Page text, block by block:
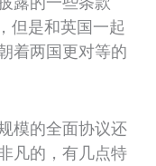
但是和英国一起
着两国更对等的
模的全面协议还
凡的，有几点特